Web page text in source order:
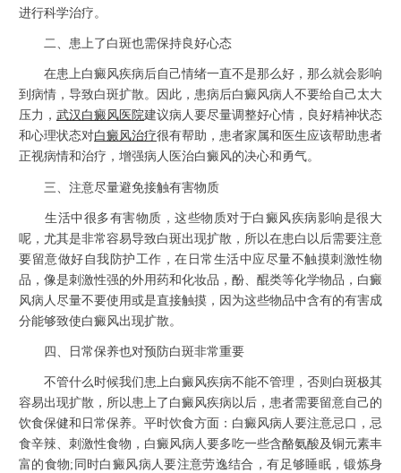
进行科学治疗。
二、患上了白斑也需保持良好心态
在患上白癜风疾病后自己情绪一直不是那么好，那么就会影响
到病情，导致白斑扩散。因此，患病后白癜风病人不要给自己太大
压力， 武汉白癜风医院建议病人要尽量调整好心情，良好精神状态
和心理状态对白癜风治疗很有帮助，患者家属和医生应该帮助患者
正视病情和治疗，增强病人医治白癜风的决心和勇气。
三、注意尽量避免接触有害物质
生活中很多有害物质，这些物质对于白癜风疾病影响是很大
呢，尤其是非常容易导致白斑出现扩散，所以在患白以后需要注意
要留意做好自我防护工作，在日常生活中应尽量不触摸刺激性物
品，像是刺激性强的外用药和化妆品，酚、醌类等化学物品，白癜
风病人尽量不要使用或是直接触摸，因为这些物品中含有的有害成
分能够致使白癜风出现扩散。
四、日常保养也对预防白斑非常重要
不管什么时候我们患上白癜风疾病不能不管理，否则白斑极其
容易出现扩散，所以患上了白癜风疾病以后，患者需要留意自己的
饮食保健和日常保养。平时饮食方面：白癜风病人要注意忌口，忌
食辛辣、刺激性食物，白癜风病人要多吃一些含酪氨酸及铜元素丰
富的食物;同时白癜风病人要注意劳逸结合，有足够睡眠，锻炼身